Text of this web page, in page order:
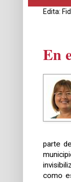
Edita:
En
parte
como